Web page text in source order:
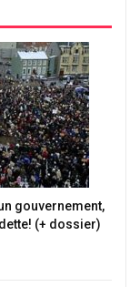
gouvernement,
(+ dossier)